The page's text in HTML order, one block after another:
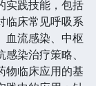
实践技能，包括
临床常见呼吸系
血流感染、中枢
染治疗策略、
物临床应用的基